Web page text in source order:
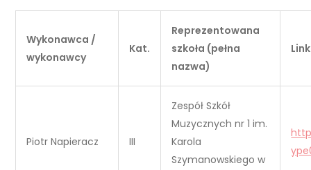
Wykonawca /
wykonawcy
Kat.
Reprezentowana
szkoła (pełna
nazwa)
Piotr Napieracz III
Zespół Szkół
Muzycznych nr 1 im.
Karola
Szymanowskiego w